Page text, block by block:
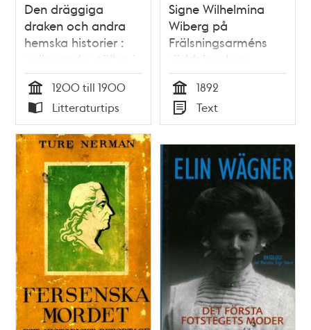
Den dräggiga
draken och andra
hemska historier :
spännande ställen i
Stockholm / Svante
Björkum
Tid
1200 till 1900
Typ
Litteraturtips
Signe Wilhelmina
Wiberg på
Frälsningsarméns
räddningshem
Tid
1892
Typ
Text